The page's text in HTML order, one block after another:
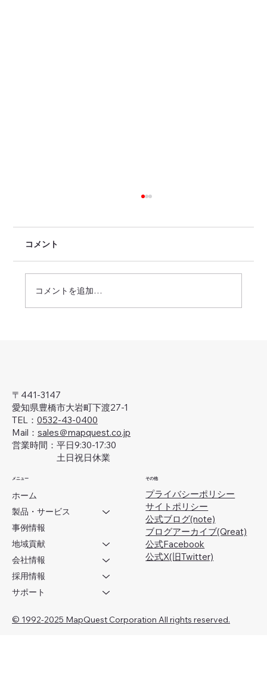
コメント
コメントを追加…
〒441-3147
愛知県豊橋市大岩町下渡27-1
TEL： 0532-43-0400
Mail： sales＠mapquest.co.jp
営業時間：平日9:30-17:30
土日祝日休業
メニュー
ホーム
製品・サービス
事例情報
地域貢献
会社情報
採用情報
サポート
その他
プライバシーポリシー
サイトポリシー
公式ブログ(note)
ブログアーカイブ(Qreat)
​公式Facebook
公式X(旧Twitter)
© 1992-2025 MapQuest Corporation All rights reserved.